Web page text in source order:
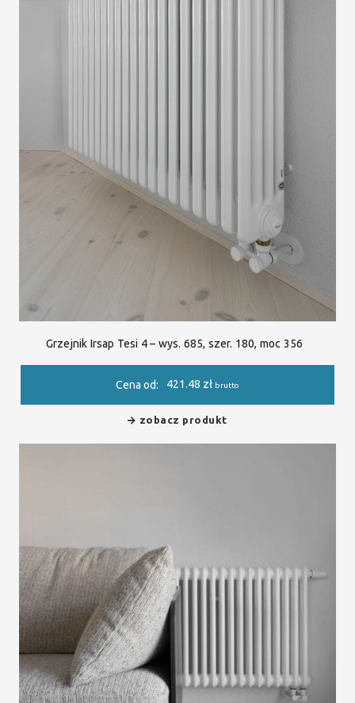
Grzejnik Irsap Tesi 4 – wys. 685, szer. 180, moc 356
Cena od: 421.48 zł brutto
zobacz produkt